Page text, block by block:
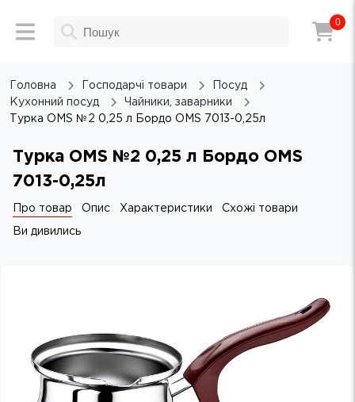
0
Головна Господарчі товари
Посуд
Кухонний посуд
Чайники, заварники
Турка OMS №2 0,25 л Бордо OMS 7013-0,25л
Турка OMS №2 0,25 л Бордо OMS
7013-0,25л
Про товар Опис Характеристики Схожі товари
Ви дивились